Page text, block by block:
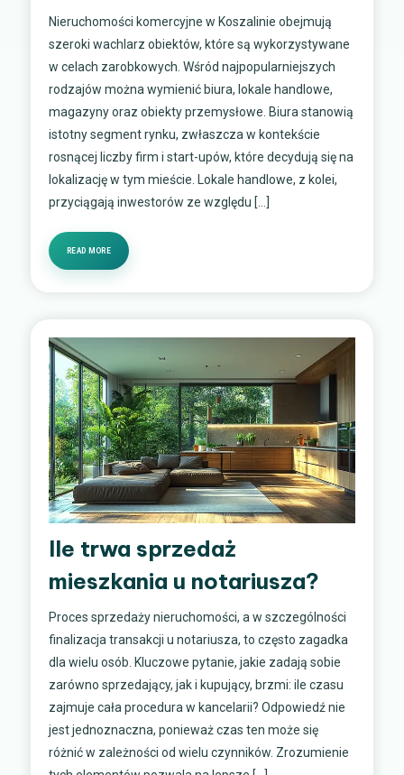
Nieruchomości komercyjne w Koszalinie obejmują
szeroki wachlarz obiektów, które są wykorzystywane
w celach zarobkowych. Wśród najpopularniejszych
rodzajów można wymienić biura, lokale handlowe,
magazyny oraz obiekty przemysłowe. Biura stanowią
istotny segment rynku, zwłaszcza w kontekście
rosnącej liczby firm i start-upów, które decydują się na
lokalizację w tym mieście. Lokale handlowe, z kolei,
przyciągają inwestorów ze względu […]
READ MORE
Ile trwa sprzedaż
mieszkania u notariusza?
Proces sprzedaży nieruchomości, a w szczególności
finalizacja transakcji u notariusza, to często zagadka
dla wielu osób. Kluczowe pytanie, jakie zadają sobie
zarówno sprzedający, jak i kupujący, brzmi: ile czasu
zajmuje cała procedura w kancelarii? Odpowiedź nie
jest jednoznaczna, ponieważ czas ten może się
różnić w zależności od wielu czynników. Zrozumienie